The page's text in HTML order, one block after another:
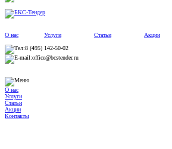
О нас Услуги Статьи Акции
8 (495) 142-50-02
office@bcstender.ru
О нас
Услуги
Статьи
Акции
Контакты